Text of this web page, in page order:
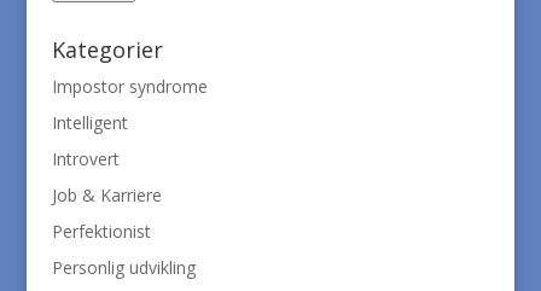
Kategorier
Impostor syndrome
Intelligent
Introvert
Job & Karriere
Perfektionist
Personlig udvikling